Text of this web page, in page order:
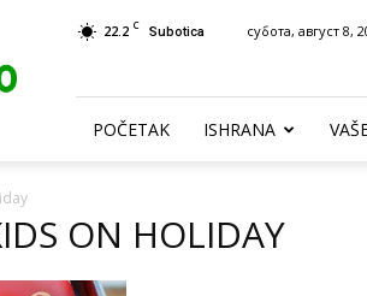
22.2 C Subotica субота, август 8,
POČETAK ISHRANA
ON HOLIDAY